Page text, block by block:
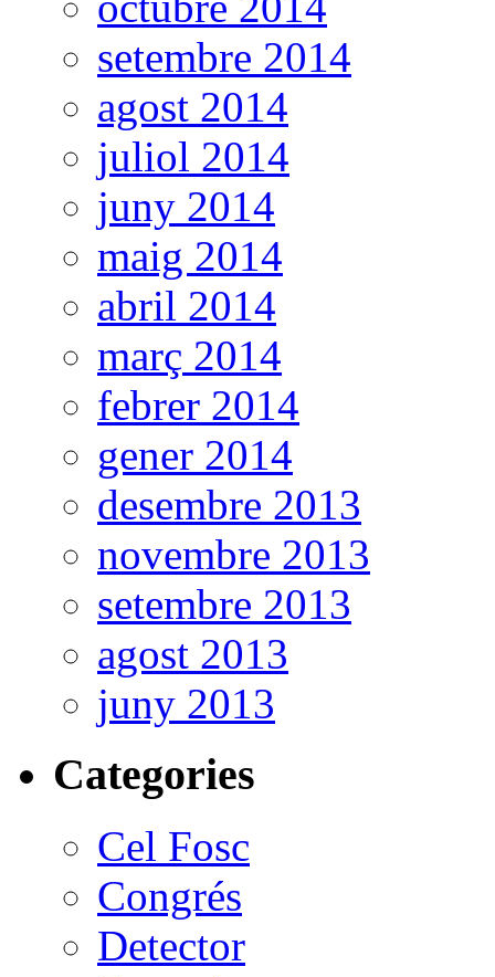
setembre 2014
agost 2014
juliol 2014
juny 2014
maig 2014
abril 2014
març 2014
febrer 2014
gener 2014
desembre 2013
novembre 2013
setembre 2013
agost 2013
juny 2013
Categories
Cel Fosc
Congrés
Detector